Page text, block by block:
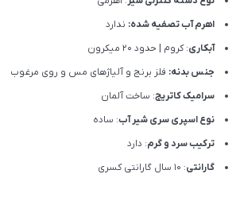
اهرم آب تصفیه شده: ندارد
آبکاری: کروم | حدود 20 میکرون
جنس بدنه: فلز برنج و آلیاژهای مس و روی مرغوب
سرامیک کاتریج: ساخت آلمان
نوع اسپری سری شیر آب: ساده
ترکیب سرد و گرم: دارد
گارانتی: 10 سال گارانتی کسری